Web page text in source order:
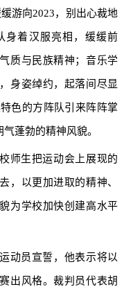
游向2023，别出心裁地
身着汉服亮相，缓缓前
质与民族精神；音乐学
身姿绰约，起落间尽显
色的方阵队引来阵阵掌
蓬勃的精神风貌。
师生把运动会上展现的
，以更加进取的精神、
为学校加快创建高水平
动员宣誓，他表示将以
出风格。裁判员代表胡